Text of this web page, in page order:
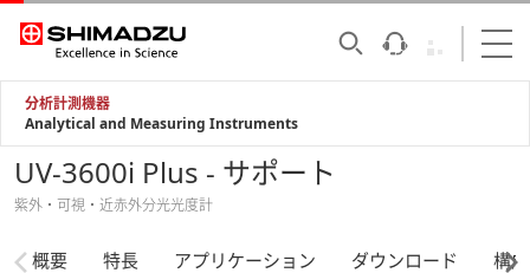
分析計測機器
Analytical and Measuring Instruments
UV-3600i Plus - サポート
紫外・可視・近赤外分光光度計
概要 特長 アプリケーション ダウンロード 構